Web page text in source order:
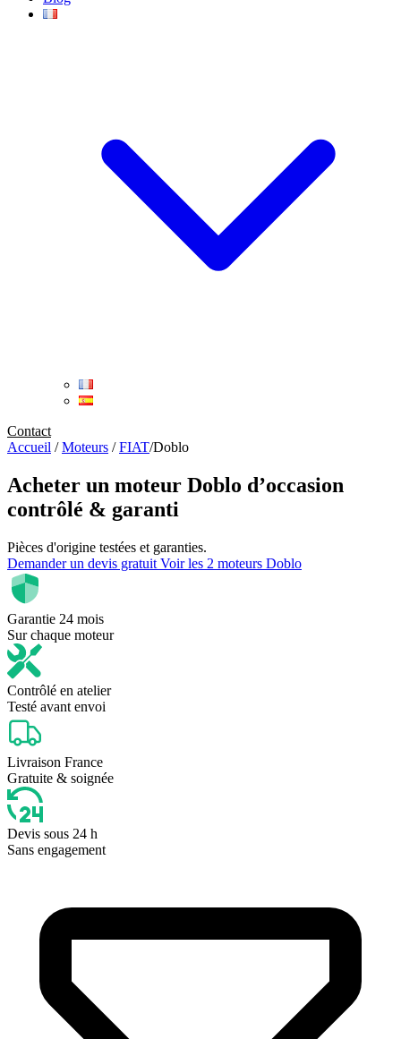
Contact
Accueil / Moteurs / FIAT/Doblo
Acheter un moteur Doblo d’occasion
contrôlé & garanti
Pièces d'origine testées et garanties.
Demander un devis gratuit Voir les 2 moteurs Doblo
Garantie 24 mois
Sur chaque moteur
Contrôlé en atelier
Testé avant envoi
Livraison France
Gratuite & soignée
Devis sous 24 h
Sans engagement